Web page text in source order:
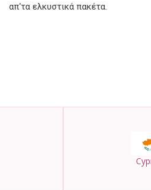
απ'τα ελκυστικά πακέτα.